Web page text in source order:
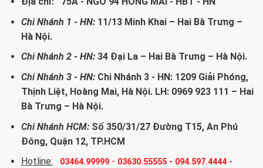
Chi Nhánh 1 - HN:11/13 Minh Khai – Hai Bà Trưng –
Hà Nội.
Chi Nhánh 2 - HN:34 Đại La – Hai Bà Trưng – Hà Nội.
Chi Nhánh 3 - HN:Chi Nhánh 3 - HN: 1209 Giải Phóng,
Thịnh Liệt, Hoàng Mai, Hà Nội. LH: 0969 923 111 – Hai
Bà Trưng – Hà Nội.
Chi Nhánh HCM:Số 350/31/27 Đường T15, An Phú
Đông, Quận 12, TP.HCM
Hotline:
03464.99999- 03630.55555- 094.597.4444-